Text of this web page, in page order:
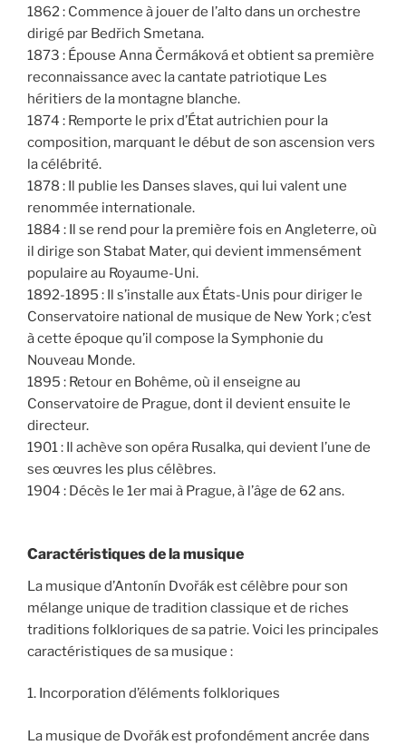
1862 : Commence à jouer de l’alto dans un orchestre
dirigé par Bedřich Smetana.
1873 : Épouse Anna Čermáková et obtient sa première
reconnaissance avec la cantate patriotique Les
héritiers de la montagne blanche.
1874 : Remporte le prix d’État autrichien pour la
composition, marquant le début de son ascension vers
la célébrité.
1878 : Il publie les Danses slaves, qui lui valent une
renommée internationale.
1884 : Il se rend pour la première fois en Angleterre, où
il dirige son Stabat Mater, qui devient immensément
populaire au Royaume-Uni.
1892-1895 : Il s’installe aux États-Unis pour diriger le
Conservatoire national de musique de New York ; c’est
à cette époque qu’il compose la Symphonie du
Nouveau Monde.
1895 : Retour en Bohême, où il enseigne au
Conservatoire de Prague, dont il devient ensuite le
directeur.
1901 : Il achève son opéra Rusalka, qui devient l’une de
ses œuvres les plus célèbres.
1904 : Décès le 1er mai à Prague, à l’âge de 62 ans.
Caractéristiques de la musique
La musique d’Antonín Dvořák est célèbre pour son
mélange unique de tradition classique et de riches
traditions folkloriques de sa patrie. Voici les principales
caractéristiques de sa musique :
1. Incorporation d’éléments folkloriques
La musique de Dvořák est profondément ancrée dans